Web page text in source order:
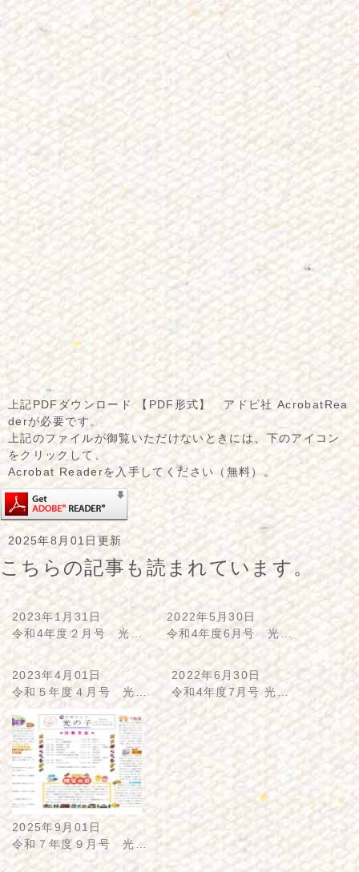
上記PDFダウンロード 【PDF形式】 アドビ社 AcrobatRea
derが必要です。
上記のファイルが御覧いただけないときには、下のアイコン
をクリックして、
Acrobat Readerを入手してください（無料）。
2025年8月01日更新
こちらの記事も読まれています。
2023年1月31日
令和4年度２月号 光…
2022年5月30日
令和4年度6月号 光…
2023年4月01日
令和５年度４月号 光…
2022年6月30日
令和4年度7月号 光…
2025年9月01日
令和７年度９月号 光…